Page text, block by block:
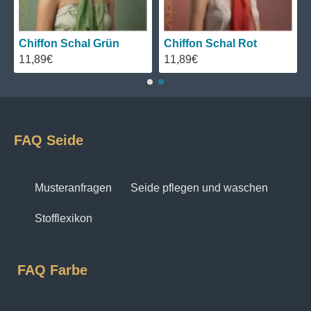
Eleganz bietet.
Ein weiterer Vorzug vonSeidenchiffonist seine
unglaublich zart und sanft an, was es angenehm zu
tragen macht. Es verleiht dem Träger ein Gefühl von
ist hochwertige Seide, um sicherzustellen, dass der
Seidenchiffon die höchste Qualität und Weichheit
Darüber hinaus zeichnet sich Seidenchiffon durch
seine Faltenresistenz aus. Im Gegensatz zu anderen
macht es zu einer idealen Wahl für Reisen oder
besondere Anlässe, bei denen perfekt gestylte
Chiffon Schal Grün
11,89€
Chiffon Schal Rot
11,89€
FAQ Seide
Musteranfragen Seide pflegen und waschen
Stofflexikon
FAQ Farbe